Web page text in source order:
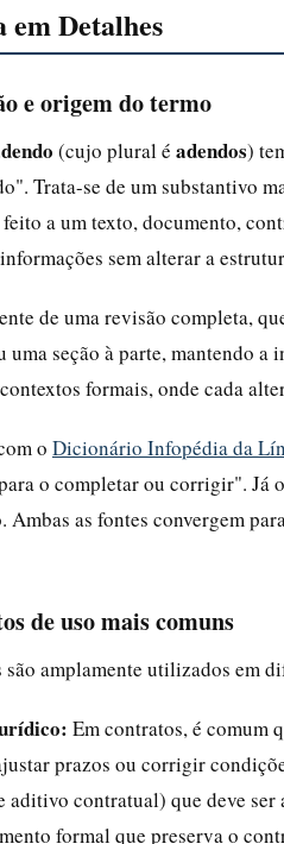
em Detalhes
e origem do termo
(cujo plural é adendos)
Trata-se de um substantivo
a um texto, documento,
sem alterar a
de uma revisão completa,
uma seção à parte, mantendo
formais, onde cada
o Dicionário Infopédia da
o completar ou corrigir". Já o
Ambas as fontes convergem
de uso mais comuns
são amplamente utilizados em
Em contratos, é comum
prazos ou corrigir
aditivo contratual) que deve
formal que preserva o